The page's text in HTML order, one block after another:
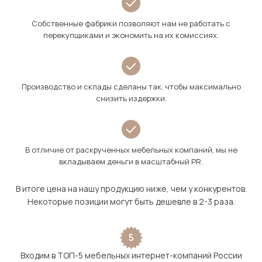
Собственные фабрики позволяют нам не работать с
перекупщиками и экономить на их комиссиях.
Производство и склады сделаны так, чтобы максимально
снизить издержки.
В отличие от раскрученных мебельных компаний, мы не
вкладываем деньги в масштабный PR.
В итоге цена на нашу продукцию ниже, чем у конкурентов.
Некоторые позиции могут быть дешевле в 2-3 раза.
5
Входим в ТОП-5 мебельных интернет-компаний России